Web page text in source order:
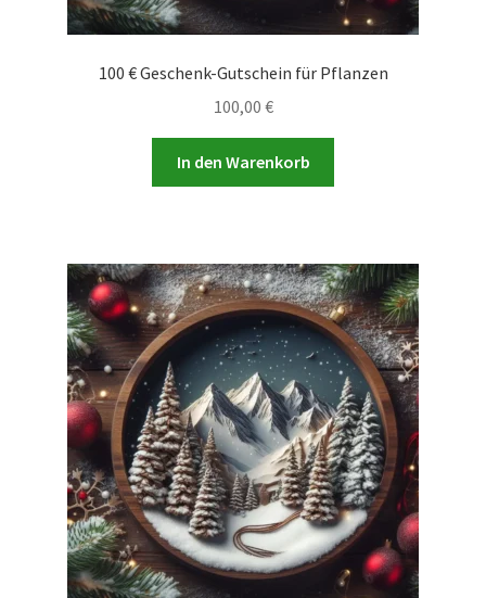
100 € Geschenk-Gutschein für Pflanzen
100,00 €
In den Warenkorb